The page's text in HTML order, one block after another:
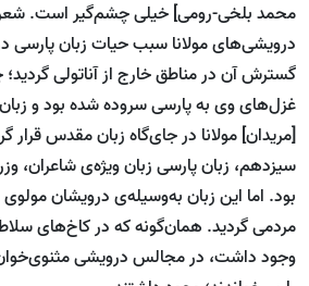
محمد بلخی-رومی] خیلی‌ چشم‌گیر است. شعر
درویشی‌های مولانا سبب حیات زبان پارسی
گسترش آن در مناطق خارج از آناتولی گردید؛
غزل‌های وی به پارسی سروده شده بود و
[مریدان] مولانا در جای‌گاه زبان مقدس قرار
سیزدهم، زبان پارسی زبان ویژه‌ی شاعران،
بود. اما این زبان به‌وسیله‌ی درویشان
مردمی گردید. همان‌گونه که در کاخ‌های
وجود داشت، در مجالس درویشی